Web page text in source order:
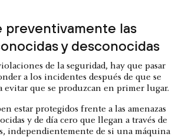
preventivamente las
y desconocidas
de la seguridad, hay que pasar
a los incidentes después de que se
evitar que se produzcan en primer lugar.
estar protegidos frente a las amenazas
y de día cero que llegan a través de
independientemente de si una máquina